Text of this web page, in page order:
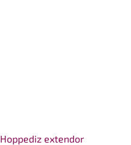
Hoppediz extendor